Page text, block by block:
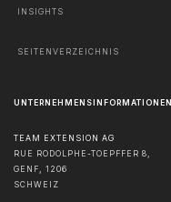
INSIGHTS
SEITENVERZEICHNIS
UNTERNEHMENSINFORMATIONEN
TEAM EXTENSION AG
RUE RODOLPHE-TOEPFFER 8,
GENF, 1206
SCHWEIZ